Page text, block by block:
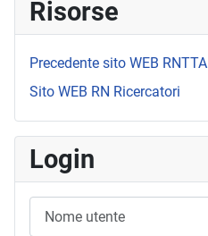
Risorse
Precedente sito WEB RNTTA
Sito WEB RN Ricercatori
Login